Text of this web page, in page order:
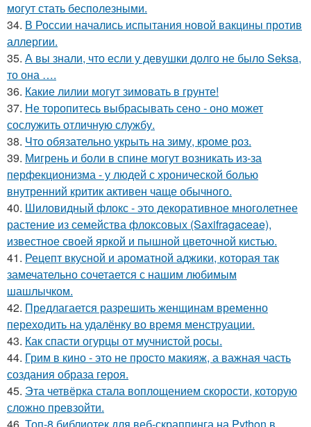
могут стать бесполезными.
34. В России начались испытания новой вакцины против
аллергии.
35. А вы знали, что если у девушки долго не было Seksa,
то она ….
36. Какие лилии могут зимовать в грунте!
37. Не торопитесь выбрасывать сено - оно может
сослужить отличную службу.
38. Что обязательно укрыть на зиму, кроме роз.
39. Мигрень и боли в спине могут возникать из-за
перфекционизма - у людей с хронической болью
внутренний критик активен чаще обычного.
40. Шиловидный флокс - это декоративное многолетнее
растение из семейства флоксовых (Saxifragaceae),
известное своей яркой и пышной цветочной кистью.
41. Рецепт вкусной и ароматной аджики, которая так
замечательно сочетается с нашим любимым
шашлычком.
42. Предлагается разрешить женщинам временно
переходить на удалёнку во время менструации.
43. Как спасти огурцы от мучнистой росы.
44. Грим в кино - это не просто макияж, а важная часть
создания образа героя.
45. Эта четвёрка стала воплощением скорости, которую
сложно превзойти.
46. Топ-8 библиотек для веб-скраппинга на Python в